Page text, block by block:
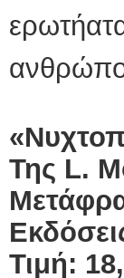
Της L.
Τιμή: